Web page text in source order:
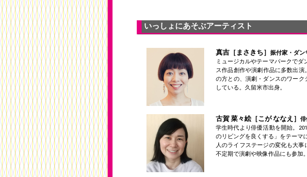
いっしょにあそぶアーティスト
真吉［まさきち］ 振付家・ダン
ミュージカルやテーマパークで
ス作品創作や演劇作品に多数出
の方との、演劇・ダンスのワー
している。久留米市出身。
古賀 菜々絵［こが ななえ］ 俳
学生時代より俳優活動を開始。
のリビングを良くする」をテーマ
人のライフステージの変化も大
不定期で演劇や映像作品にも参加